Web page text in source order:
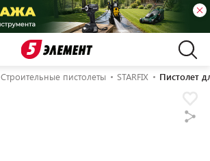
Строительные пистолеты STARFIX Пистолет